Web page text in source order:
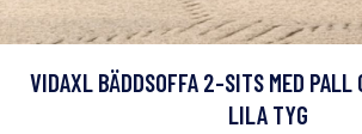
VIDAXL BÄDDSOFFA 2-SITS MED PALL
LILA TYG